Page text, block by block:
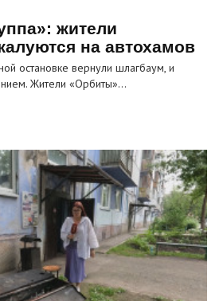
жители
на автохамов
остановке вернули шлагбаум, и
Жители «Орбиты»…